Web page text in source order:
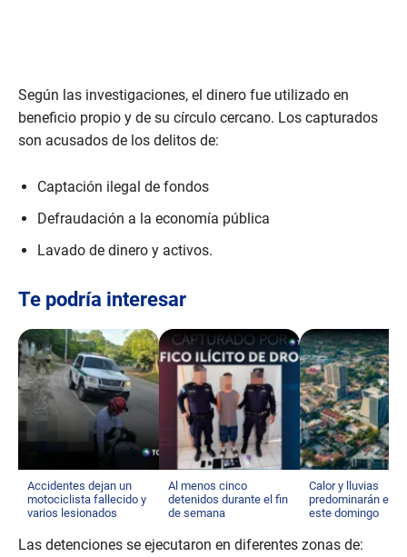
Según las investigaciones, el dinero fue utilizado en
beneficio propio y de su círculo cercano. Los capturados
son acusados de los delitos de:
Captación ilegal de fondos
Defraudación a la economía pública
Lavado de dinero y activos.
Te podría interesar
Accidentes dejan un
motociclista fallecido y
varios lesionados
Al menos cinco
detenidos durante el fin
de semana
Calor y lluvias
predominarán el
este domingo
Las detenciones se ejecutaron en diferentes zonas de: